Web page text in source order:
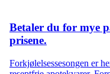
Betaler du for mye
prisene.
Forkjølelsessesongen er